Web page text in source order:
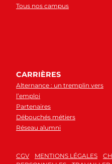
Tous nos campus
CARRIÈRES
Alternance : un tremplin vers
l’emploi
Partenaires
Débouchés métiers
Réseau alumni
CGV MENTIONS LÉGALES